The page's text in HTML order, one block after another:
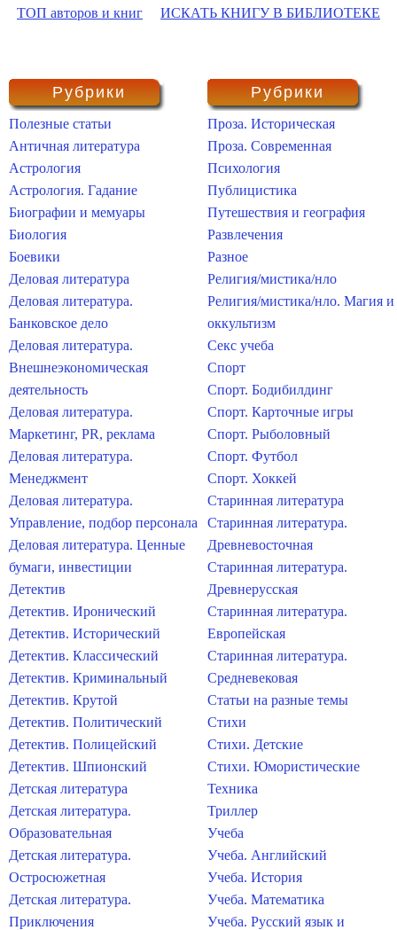
ТОП авторов и книг ИСКАТЬ КНИГУ В БИБЛИОТЕКЕ
Рубрики
Полезные статьи
Античная литература
Астрология
Астрология. Гадание
Биографии и мемуары
Биология
Боевики
Деловая литература
Деловая литература.
Банковское дело
Деловая литература.
Внешнеэкономическая
деятельность
Деловая литература.
Маркетинг, PR, реклама
Деловая литература.
Менеджмент
Деловая литература.
Управление, подбор персонала
Деловая литература. Ценные
бумаги, инвестиции
Детектив
Детектив. Иронический
Детектив. Исторический
Детектив. Классический
Детектив. Криминальный
Детектив. Крутой
Детектив. Политический
Детектив. Полицейский
Детектив. Шпионский
Детская литература
Детская литература.
Образовательная
Детская литература.
Остросюжетная
Детская литература.
Приключения
Рубрики
Проза. Историческая
Проза. Современная
Психология
Публицистика
Путешествия и география
Развлечения
Разное
Религия/мистика/нло
Религия/мистика/нло. Магия и
оккультизм
Секс учеба
Спорт
Спорт. Бодибилдинг
Спорт. Карточные игры
Спорт. Рыболовный
Спорт. Футбол
Спорт. Хоккей
Старинная литература
Старинная литература.
Древневосточная
Старинная литература.
Древнерусская
Старинная литература.
Европейская
Старинная литература.
Средневековая
Статьи на разные темы
Стихи
Стихи. Детские
Стихи. Юмористические
Техника
Триллер
Учеба
Учеба. Английский
Учеба. История
Учеба. Математика
Учеба. Русский язык и